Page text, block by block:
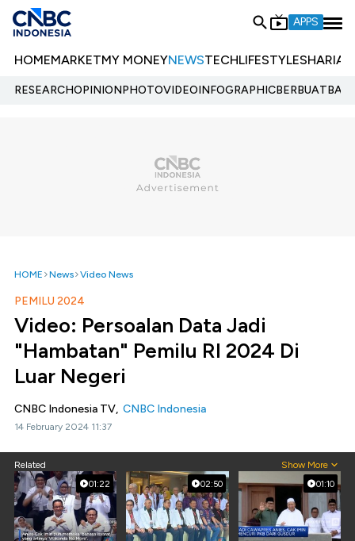
APPS
HOMEMARKETMY MONEYNEWSTECHLIFESTYLESHARIA
RESEARCHOPINIONPHOTOVIDEOINFOGRAPHIC
HOME News Video News
PEMILU 2024
Video: Persoalan Data Jadi
"Hambatan" Pemilu RI 2024 Di
Luar Negeri
CNBC Indonesia TV, CNBC Indonesia
14 February 2024 11:37
Related Show More
01:22 02:50 01:10